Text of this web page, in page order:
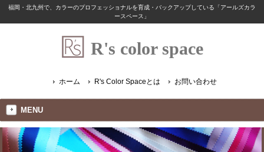
福岡・北九州で、カラーのプロフェッショナルを育成・バックアップしている「アールズカラ
ースペース」
R's color space
ホーム R's Color Spaceとは お問い合わせ
MENU